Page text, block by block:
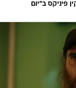
פיניקס ב"יום